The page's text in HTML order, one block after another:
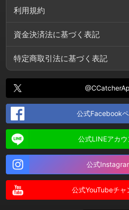
利用規約
資金決済法に基づく表記
特定商取引法に基づく表記
公式Facebook
公式LINEアカウ
公式
公式YouTubeチャ